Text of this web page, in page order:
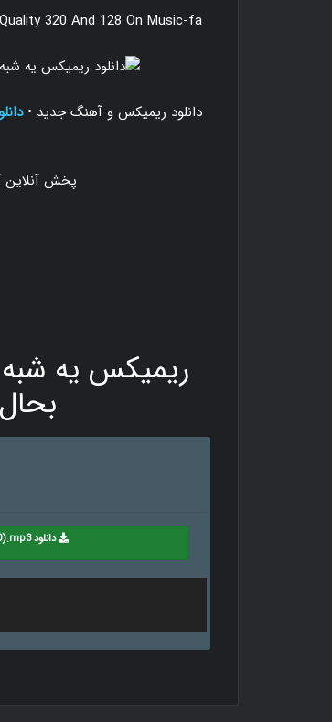
320 And 128 On Music-fa
دانلود ریمیکس و آهنگ جدید •
پخش آنلاین
ریمیکس یه
دانلود Taha Komasi - Remix Bakht (320).mp3